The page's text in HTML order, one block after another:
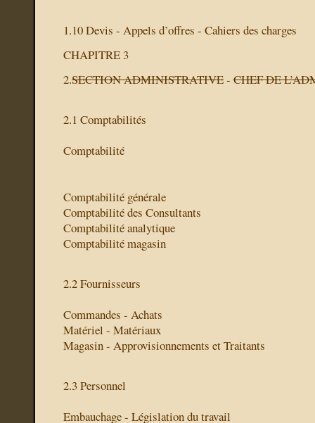
1.10 Devis - Appels d’offres - Cahiers des charges
CHAPITRE 3
2.SECTION ADMINISTRATIVE- CHEF DE
2.1 Comptabilités
Comptabilité
Comptabilité générale
Comptabilité des Consultants
Comptabilité analytique
Comptabilité magasin
2.2 Fournisseurs
Commandes - Achats
Matériel - Matériaux
Magasin - Approvisionnements et Traitants
2.3 Personnel
Embauchage - Législation du travail